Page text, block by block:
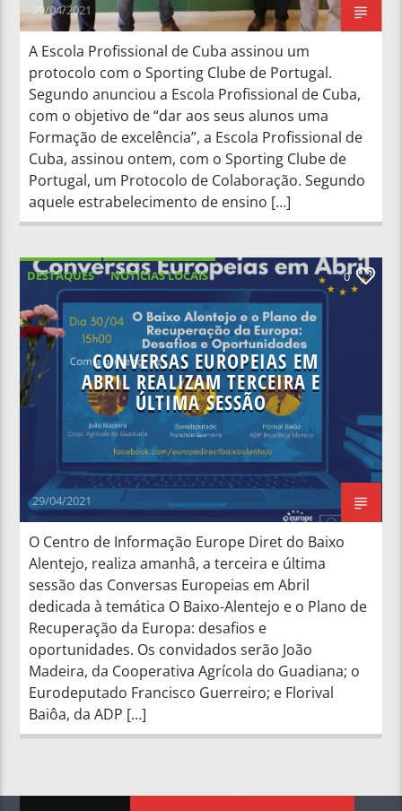
29/04/2021
A Escola Profissional de Cuba assinou um
protocolo com o Sporting Clube de Portugal.
Segundo anunciou a Escola Profissional de Cuba,
com o objetivo de “dar aos seus alunos uma
Formação de excelência”, a Escola Profissional de
Cuba, assinou ontem, com o Sporting Clube de
Portugal, um Protocolo de Colaboração. Segundo
aquele estrabelecimento de ensino […]
DESTAQUES
NOTÍCIAS LOCAIS
NOTÍCIAS NACIONAIS
0
CONVERSAS EUROPEIAS EM
ABRIL REALIZAM TERCEIRA E
ÚLTIMA SESSÃO
29/04/2021
O Centro de Informação Europe Diret do Baixo
Alentejo, realiza amanhâ, a terceira e última
sessão das Conversas Europeias em Abril
dedicada à temática O Baixo-Alentejo e o Plano de
Recuperação da Europa: desafios e
oportunidades. Os convidados serão João
Madeira, da Cooperativa Agrícola do Guadiana; o
Eurodeputado Francisco Guerreiro; e Florival
Baiôa, da ADP […]